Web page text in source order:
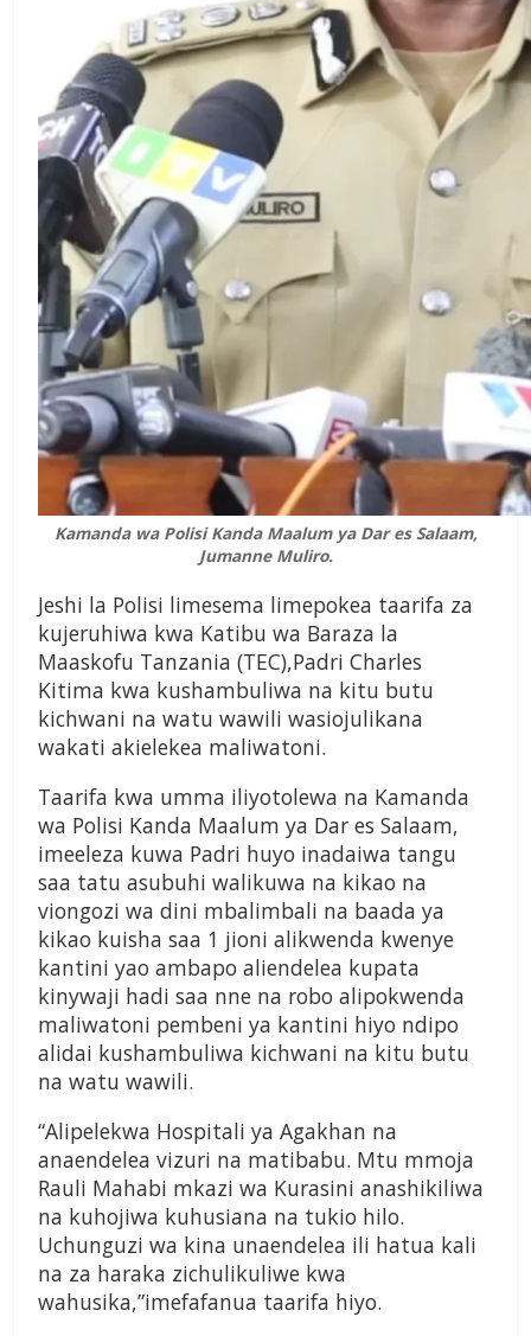
Kamanda wa Polisi Kanda Maalum ya Dar es Salaam,
Jumanne Muliro.
Jeshi la Polisi limesema limepokea taarifa za
kujeruhiwa kwa Katibu wa Baraza la
Maaskofu Tanzania (TEC),Padri Charles
Kitima kwa kushambuliwa na kitu butu
kichwani na watu wawili wasiojulikana
wakati akielekea maliwatoni.
Taarifa kwa umma iliyotolewa na Kamanda
wa Polisi Kanda Maalum ya Dar es Salaam,
imeeleza kuwa Padri huyo inadaiwa tangu
saa tatu asubuhi walikuwa na kikao na
viongozi wa dini mbalimbali na baada ya
kikao kuisha saa 1 jioni alikwenda kwenye
kantini yao ambapo aliendelea kupata
kinywaji hadi saa nne na robo alipokwenda
maliwatoni pembeni ya kantini hiyo ndipo
alidai kushambuliwa kichwani na kitu butu
na watu wawili.
“Alipelekwa Hospitali ya Agakhan na
anaendelea vizuri na matibabu. Mtu mmoja
Rauli Mahabi mkazi wa Kurasini anashikiliwa
na kuhojiwa kuhusiana na tukio hilo.
Uchunguzi wa kina unaendelea ili hatua kali
na za haraka zichulikuliwe kwa
wahusika,”imefafanua taarifa hiyo.